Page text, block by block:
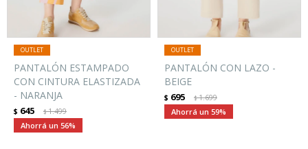
PANTALÓN ESTAMPADO
CON CINTURA ELASTIZADA
- NARANJA
$ 645 $1.499
56
PANTALÓN CON LAZO -
BEIGE
$ 695 $1.699
59